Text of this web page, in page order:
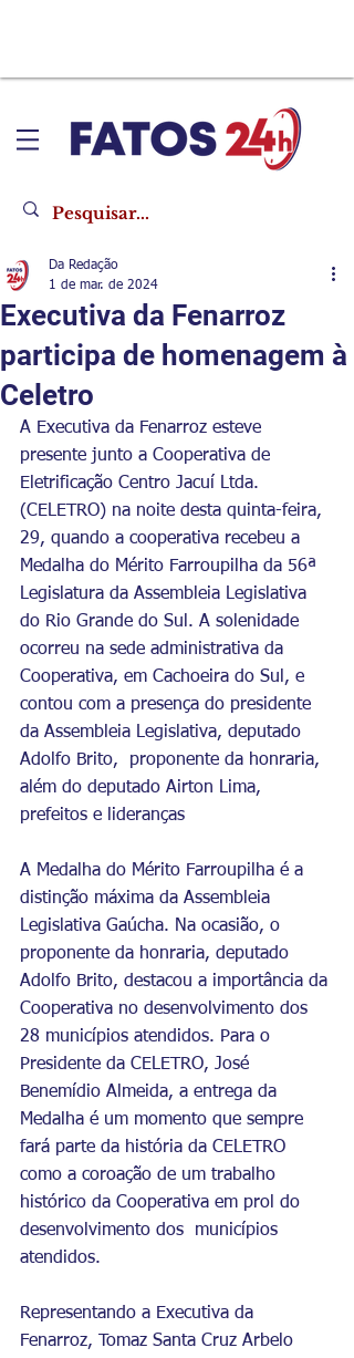
Executiva da Fenarroz
participa de homenagem à
Celetro
Da Redação
1 de mar. de 2024
A Executiva da Fenarroz esteve
presente junto a Cooperativa de
Eletrificação Centro Jacuí Ltda.
(CELETRO) na noite desta quinta-feira,
29, quando a cooperativa recebeu a
Medalha do Mérito Farroupilha da 56ª
Legislatura da Assembleia Legislativa
do Rio Grande do Sul. A solenidade
ocorreu na sede administrativa da
Cooperativa, em Cachoeira do Sul, e
contou com a presença do presidente
da Assembleia Legislativa, deputado
Adolfo Brito,  proponente da honraria,
além do deputado Airton Lima,
prefeitos e lideranças
A Medalha do Mérito Farroupilha é a
distinção máxima da Assembleia
Legislativa Gaúcha. Na ocasião, o
proponente da honraria, deputado
Adolfo Brito, destacou a importância da
Cooperativa no desenvolvimento dos
28 municípios atendidos. Para o
Presidente da CELETRO, José
Benemídio Almeida, a entrega da
Medalha é um momento que sempre
fará parte da história da CELETRO
como a coroação de um trabalho
histórico da Cooperativa em prol do
desenvolvimento dos  municípios
atendidos.
Representando a Executiva da
Fenarroz, Tomaz Santa Cruz Arbelo